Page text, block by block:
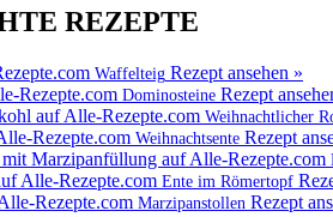
REZEPTE
Waffelteig Rezept ansehen »
Dominosteine Rezept
Weihnachtlicher
Weihnachtsente Rezept
Ente im Römertopf
Marzipanstollen Rezept